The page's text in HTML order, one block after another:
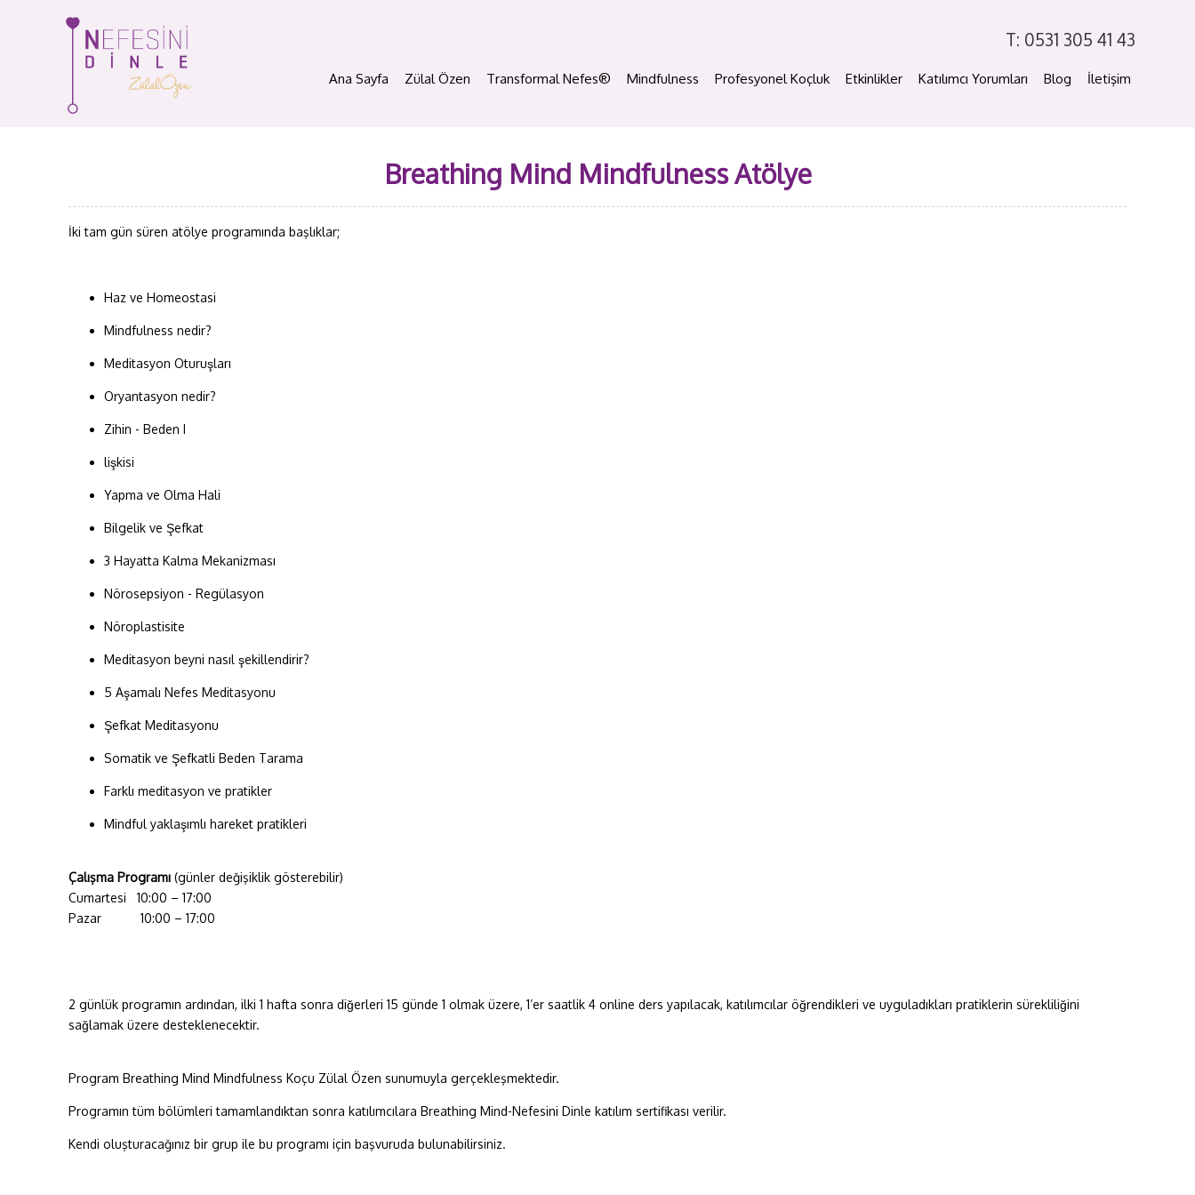
T: 0531 305 41 43
Ana Sayfa Zülal Özen Transformal Nefes® Mindfulness Profesyonel Koçluk Etkinlikler Katılımcı Yorumları Blog İletişim
Breathing Mind Mindfulness Atölye
İki tam gün süren atölye programında başlıklar;
Haz ve Homeostasi
Mindfulness nedir?
Meditasyon Oturuşları
Oryantasyon nedir?
Zihin - Beden I
lişkisi
Yapma ve Olma Hali
Bilgelik ve Şefkat
3 Hayatta Kalma Mekanizması
Nörosepsiyon - Regülasyon
Nöroplastisite
Meditasyon beyni nasıl şekillendirir?
5 Aşamalı Nefes Meditasyonu
Şefkat Meditasyonu
Somatik ve Şefkatli Beden Tarama
Farklı meditasyon ve pratikler
Mindful yaklaşımlı hareket pratikleri
Çalışma Programı(günler değişiklik gösterebilir)
Cumartesi 10:00 – 17:00
Pazar 10:00 – 17:00
2 günlük programın ardından, ilki 1 hafta sonra diğerleri 15 günde 1 olmak üzere, 1’er saatlik 4 online ders yapılacak, katılımcılar öğrendikleri ve uyguladıkları pratiklerin sürekliliğini
sağlamak üzere desteklenecektir.
Program Breathing Mind Mindfulness Koçu Zülal Özen sunumuyla gerçekleşmektedir.
Programın tüm bölümleri tamamlandıktan sonra katılımcılara Breathing Mind-Nefesini Dinle katılım sertifikası verilir.
Kendi oluşturacağınız bir grup ile bu programı için başvuruda bulunabilirsiniz.